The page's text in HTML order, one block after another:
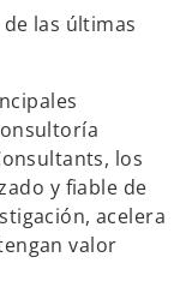
ñ
a
n
u
e
v
las últimas
los
y fiable de
acelera
valor